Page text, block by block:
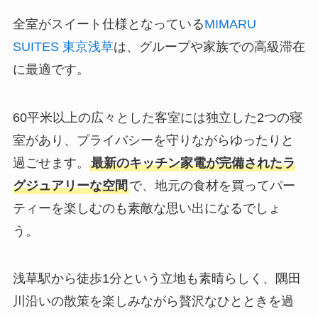
全室がスイート仕様となっているMIMARU
SUITES 東京浅草は、グループや家族での高級滞在
に最適です。
60平米以上の広々とした客室には独立した2つの寝
室があり、プライバシーを守りながらゆったりと
過ごせます。 最新のキッチン家電が完備されたラ
グジュアリーな空間で、地元の食材を買ってパー
ティーを楽しむのも素敵な思い出になるでしょ
う。
浅草駅から徒歩1分という立地も素晴らしく、隅田
川沿いの散策を楽しみながら贅沢なひとときを過